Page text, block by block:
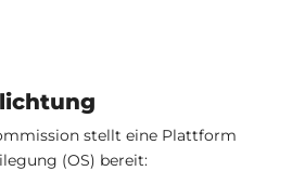
stellt eine Plattform
(OS) bereit: